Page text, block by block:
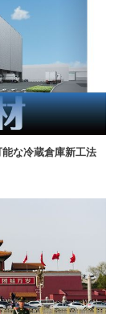
能な冷蔵倉庫新工法